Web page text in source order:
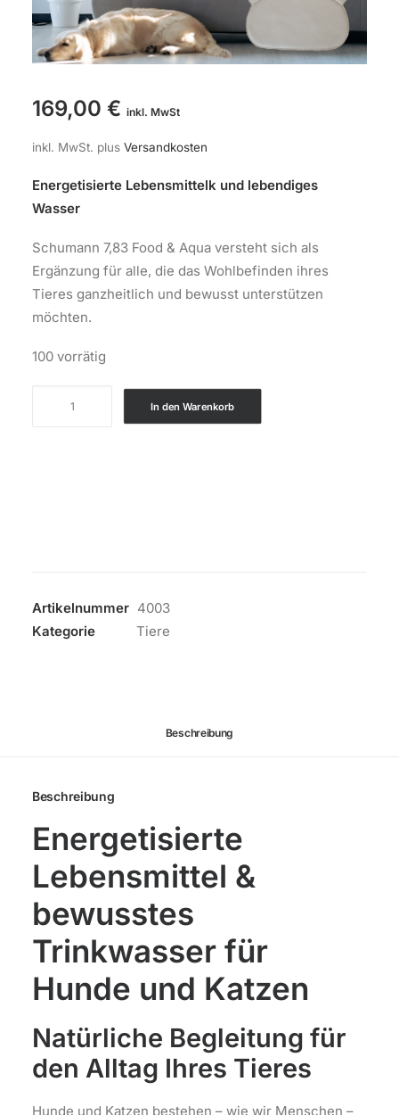
169,00 € inkl. MwSt
inkl. MwSt. plus Versandkosten
Energetisierte Lebensmittelk und lebendiges
Wasser
Schumann 7,83 Food & Aqua versteht sich als
Ergänzung für alle, die das Wohlbefinden ihres
Tieres ganzheitlich und bewusst unterstützen
möchten.
100 vorrätig
Menge
In den Warenkorb
Artikelnummer 4003
Kategorie
Tiere
Beschreibung
Beschreibung
Energetisierte
Lebensmittel &
bewusstes
Trinkwasser für
Hunde und Katzen
Natürliche Begleitung für
den Alltag Ihres Tieres
Hunde und Katzen bestehen – wie wir Menschen –